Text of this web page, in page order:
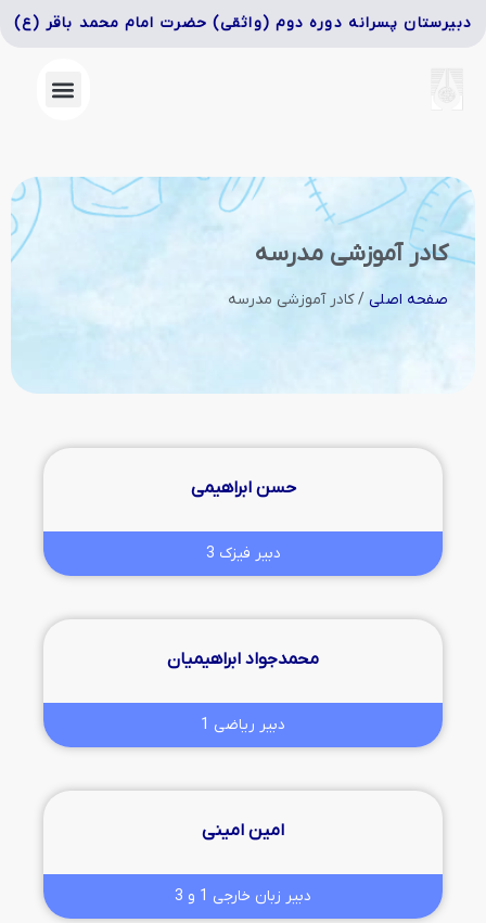
دبیرستان پسرانه دوره دوم (واثقی) حضرت امام محمد باقر (ع)
کادر آموزشی مدرسه
صفحه اصلی /کادر آموزشی مدرسه
حسن ابراهیمی
دبیر فیزک 3
محمدجواد ابراهیمیان
دبیر ریاضی 1
امین امینی
دبیر زبان خارجی 1 و 3